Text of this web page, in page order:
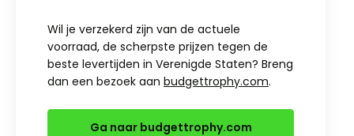
Trophäe Lieke darts
Wil je verzekerd zijn van de actuele
voorraad, de scherpste prijzen tegen de
beste levertijden in Verenigde Staten? Breng
dan een bezoek aan budgettrophy.com.
Ga naar budgettrophy.com